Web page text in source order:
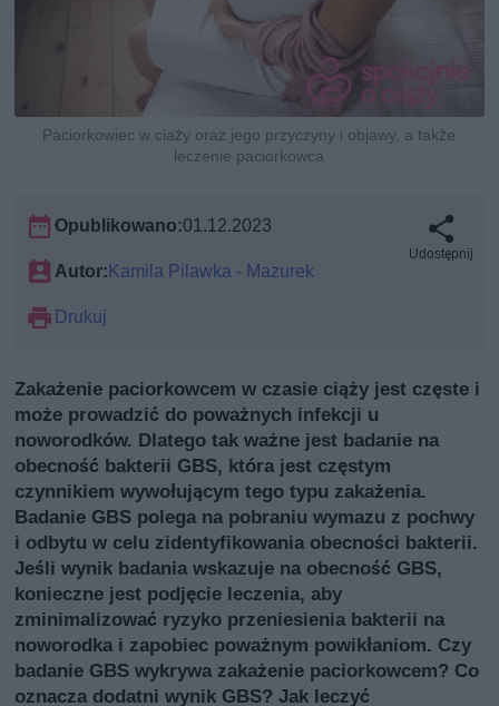
Paciorkowiec w ciaży oraz jego przyczyny i objawy, a także
leczenie paciorkowca
Opublikowano:01.12.2023
Autor:Kamila Pilawka - Mazurek
Drukuj
Udostępnij
Zakażenie paciorkowcem w czasie ciąży jest częste i
może prowadzić do poważnych infekcji u
noworodków. Dlatego tak ważne jest badanie na
obecność bakterii GBS, która jest częstym
czynnikiem wywołującym tego typu zakażenia.
Badanie GBS polega na pobraniu wymazu z pochwy
i odbytu w celu zidentyfikowania obecności bakterii.
Jeśli wynik badania wskazuje na obecność GBS,
konieczne jest podjęcie leczenia, aby
zminimalizować ryzyko przeniesienia bakterii na
noworodka i zapobiec poważnym powikłaniom. Czy
badanie GBS wykrywa zakażenie paciorkowcem? Co
oznacza dodatni wynik GBS? Jak leczyć